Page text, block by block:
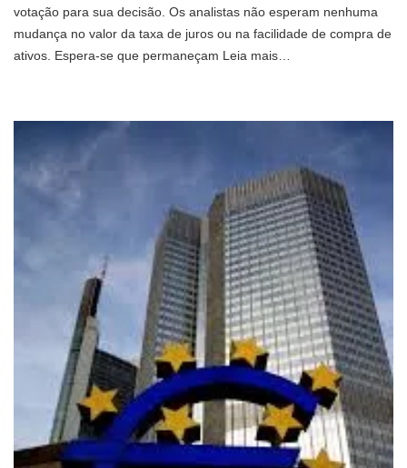
votação para sua decisão. Os analistas não esperam nenhuma
mudança no valor da taxa de juros ou na facilidade de compra de
ativos. Espera-se que permaneçam Leia mais…